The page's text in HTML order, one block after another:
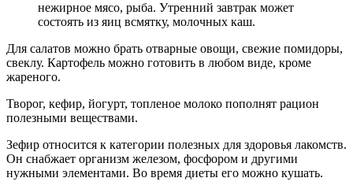
нежирное мясо, рыба. Утренний завтрак может
состоять из яиц всмятку, молочных каш.
Для салатов можно брать отварные овощи, свежие помидоры,
свеклу. Картофель можно готовить в любом виде, кроме
жареного.
Творог, кефир, йогурт, топленое молоко пополнят рацион
полезными веществами.
Зефир относится к категории полезных для здоровья лакомств.
Он снабжает организм железом, фосфором и другими
нужными элементами. Во время диеты его можно кушать.